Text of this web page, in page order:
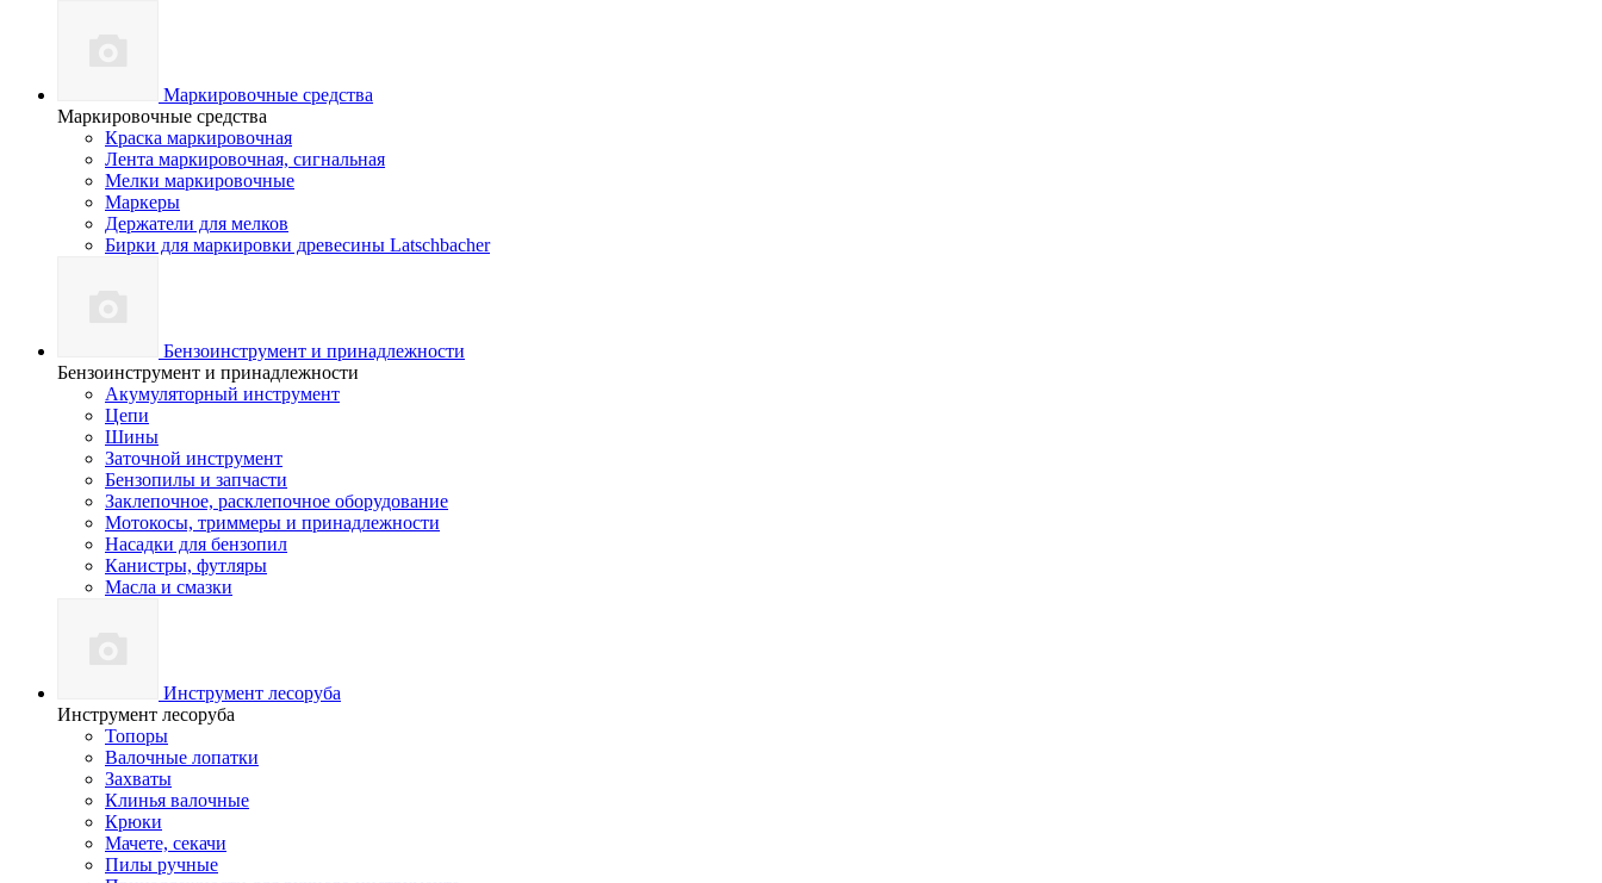
Маркировочные средства
Маркировочные средства
Краска маркировочная
Лента маркировочная, сигнальная
Мелки маркировочные
Маркеры
Держатели для мелков
Бирки для маркировки древесины Latschbacher
Бензоинструмент и принадлежности
Бензоинструмент и принадлежности
Акумуляторный инструмент
Цепи
Шины
Заточной инструмент
Бензопилы и запчасти
Заклепочное, расклепочное оборудование
Мотокосы, триммеры и принадлежности
Насадки для бензопил
Канистры, футляры
Масла и смазки
Инструмент лесоруба
Инструмент лесоруба
Топоры
Валочные лопатки
Захваты
Клинья валочные
Крюки
Мачете, секачи
Пилы ручные